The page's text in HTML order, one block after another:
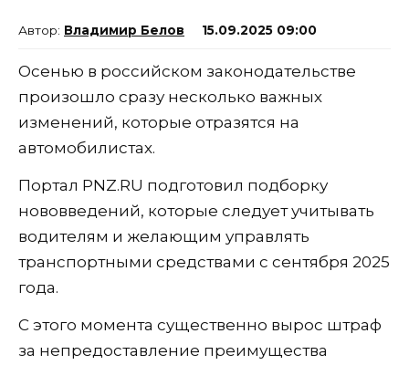
Владимир Белов 15.09.2025 09:00
Осенью в российском законодательстве
произошло сразу несколько важных
изменений, которые отразятся на
автомобилистах.
Портал PNZ.RU подготовил подборку
нововведений, которые следует учитывать
водителям и желающим управлять
транспортными средствами с сентября 2025
года.
С этого момента существенно вырос штраф
за непредоставление преимущества